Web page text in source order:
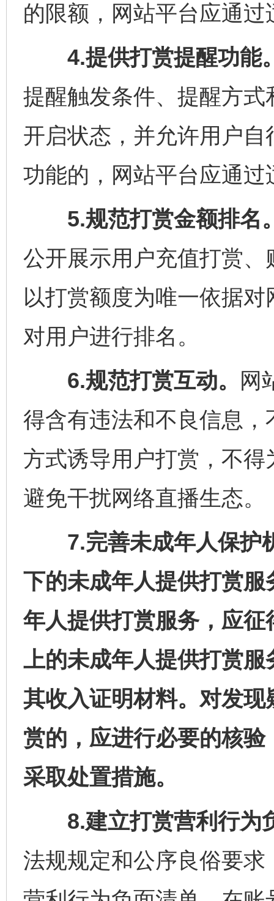
的限额，网站平台应通
4.提供打赏提醒功能
提醒触发条件、提醒方
开启状态，并允许用户
功能的，网站平台应通过
5.规范打赏金额排名
公开展示用户充值打赏
以打赏额度为唯一依据
对用户进行排名。
6.规范打赏互动。
网
得含有违法和不良信息
方式诱导用户打赏，不
避免干扰网络直播生态。
7.完善未成年人保护
下的未成年人提供打赏
年人提供打赏服务，应
上的未成年人提供打赏
其收入证明材料。对发
赏的，应进行必要的核
采取处置措施。
8.建立打赏营利行为
法规规定和公序良俗要